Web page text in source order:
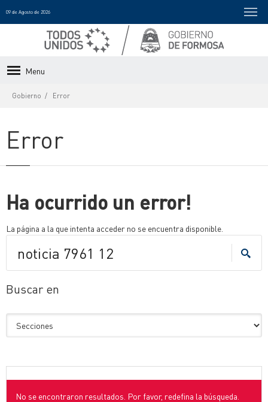
09 de Agosto de 2026
Menu
Gobierno Error
Error
Ha ocurrido un error!
La página a la que intenta acceder no se encuentra disponible.
Buscar en
No se encontraron resultados. Por favor, redefina la búsqueda.